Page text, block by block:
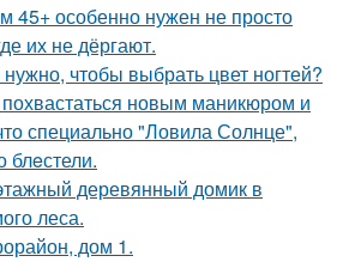
45+ особенно нужен не просто
их не дёргают.
чтобы выбрать цвет ногтей?
новым маникюром и
специально "Ловила Солнце",
блeстели.
деревянный домик в
леса.
дом 1.